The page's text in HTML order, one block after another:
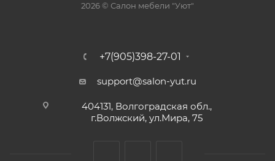
2026 © Салон мебели "Уют"
+7(905)398-27-01
support@salon-yut.ru
404131, Волгоградская обл.,
г.Волжский, ул.Мира, 75